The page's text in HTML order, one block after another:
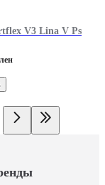
V3 Lina V Ps